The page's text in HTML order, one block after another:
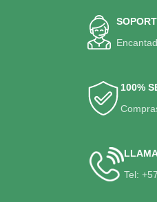
100%
Tel: